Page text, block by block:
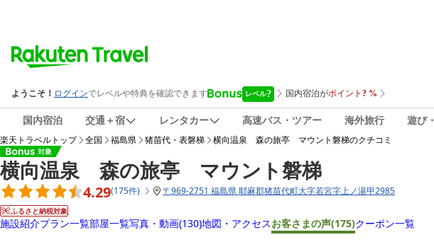
国内宿泊 交通＋宿 レンタカー 高速バス・ツアー 海外旅行 遊び
楽天トラベルトップ 全国 福島県 猪苗代・表磐梯 横向温泉 森の旅亭 マウント磐梯のクチコミ
横向温泉 森の旅亭 マウント磐梯
4.29(175件) 〒969-2751 福島県 耶麻郡猪苗代町大字若宮字上ノ湯甲2985
ふるさと納税対象
施設紹介プラン一覧部屋一覧写真・動画(130)地図・アクセスお客さまの声(175)クーポン一覧